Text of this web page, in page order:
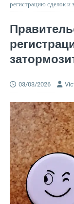
регистрацию сделок и
03/03/2026